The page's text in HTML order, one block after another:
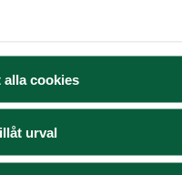
alla cookies
urval